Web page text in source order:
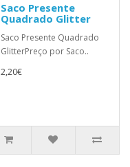
Saco Presente
Quadrado Glitter
Saco Presente Quadrado
GlitterPreço por Saco..
2,20€